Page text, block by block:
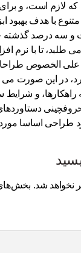
لازم است، و برای
با هدف بهبود
سه درصد گذشته
تا با نرم
علی الخصوص
در این صورت می
و شرایط
اساسا مورد
شد. بخش‌های